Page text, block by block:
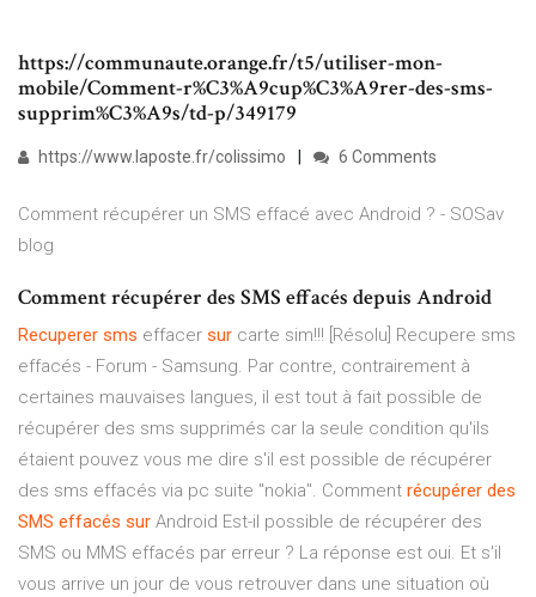
https://communaute.orange.fr/t5/utiliser-mon-
mobile/Comment-r%C3%A9cup%C3%A9rer-des-sms-
supprim%C3%A9s/td-p/349179
https://www.laposte.fr/colissimo 6 Comments
Comment récupérer un SMS effacé avec Android ? - SOSav
blog
Comment récupérer des SMS effacés depuis Android
Recuperer sms effacer sur carte sim!!! [Résolu] Recupere sms
effacés - Forum - Samsung. Par contre, contrairement à
certaines mauvaises langues, il est tout à fait possible de
récupérer des sms supprimés car la seule condition qu'ils
étaient pouvez vous me dire s'il est possible de récupérer
des sms effacés via pc suite "nokia". Comment récupérer des
SMS effacés sur Android Est-il possible de récupérer des
SMS ou MMS effacés par erreur ? La réponse est oui. Et s'il
vous arrive un jour de vous retrouver dans une situation où